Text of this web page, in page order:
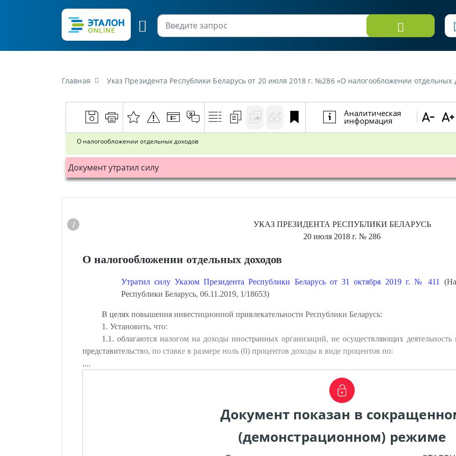
Главная Указ Президента Республики Беларусь от 20 июля 2018 г. №286 «О налогообложении отдельных
Аналитическая
информация
О налогообложении отдельных доходов
Документ утратил силу
УКАЗ ПРЕЗИДЕНТА РЕСПУБЛИКИ БЕЛАРУСЬ
20 июля 2018 г. № 286
О налогообложении отдельных доходов
Утратил силу Указом Президента Республики Беларусь от 31 октября 2019 г. № 411
Республики Беларусь, 06.11.2019, 1/18653)
В целях повышения инвестиционной привлекательности Республики Беларусь:
1. Установить, что:
1.1. облагаются налогом на доходы иностранных организаций, не осуществляющих деятельность
представительство, по ставке в размере ноль (0) процентов доходы в виде процентов по:
....
Документ показан в
(демонстрационном) режиме